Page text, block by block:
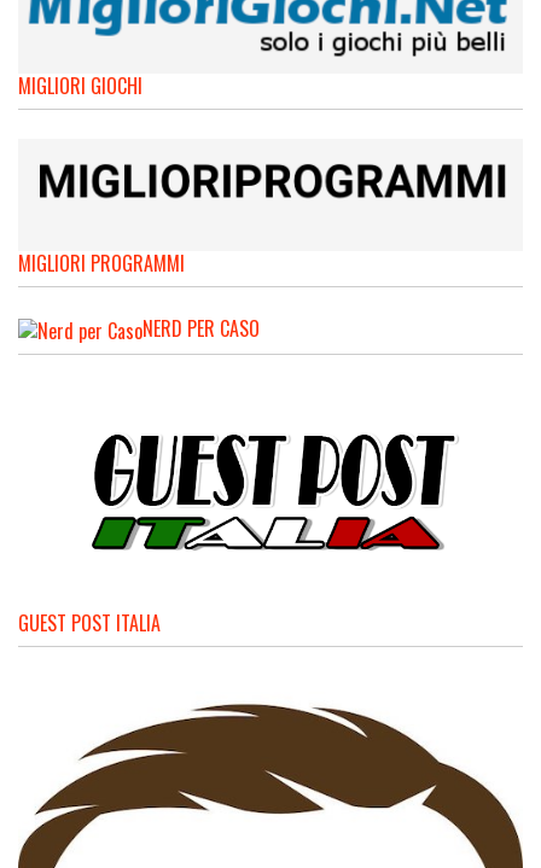
MIGLIORI GIOCHI
MIGLIORI PROGRAMMI
NERD PER CASO
GUEST POST ITALIA